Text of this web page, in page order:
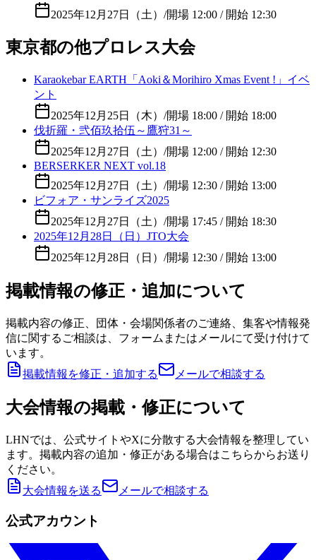
2025年12月27日（土） /開場 12:00 / 開始 12:30
東京都の他プロレス大会
Karaokebar EARTH「Aoki＆Morihiro Xmas Event !」イベ
ント
2025年12月25日（木） /開場 18:00 / 開始 18:00
伐折羅・弐佰玖拾伍～鷹狩31～
2025年12月27日（土） /開場 12:00 / 開始 12:30
BERSERKER NEXT vol.18
2025年12月27日（土） /開場 12:30 / 開始 13:00
ビフォア・サンライズ2025
2025年12月27日（土） /開場 17:45 / 開始 18:30
2025年12月28日（日）JTO大会
2025年12月28日（日） /開場 12:30 / 開始 13:00
掲載情報の修正・追加について
掲載内容の修正、団体・会場関係者のご連絡、集客や情報発
信に関するご相談は、フォームまたはメールにて受け付けて
います。
掲載情報を修正・追加する
メールで相談する
大会情報の掲載・修正について
LHNでは、公式サイトやXに分散する大会情報を整理してい
ます。掲載内容の追加・修正がある場合はこちらからお送り
ください。
大会情報を送る
メールで相談する
公式アカウント